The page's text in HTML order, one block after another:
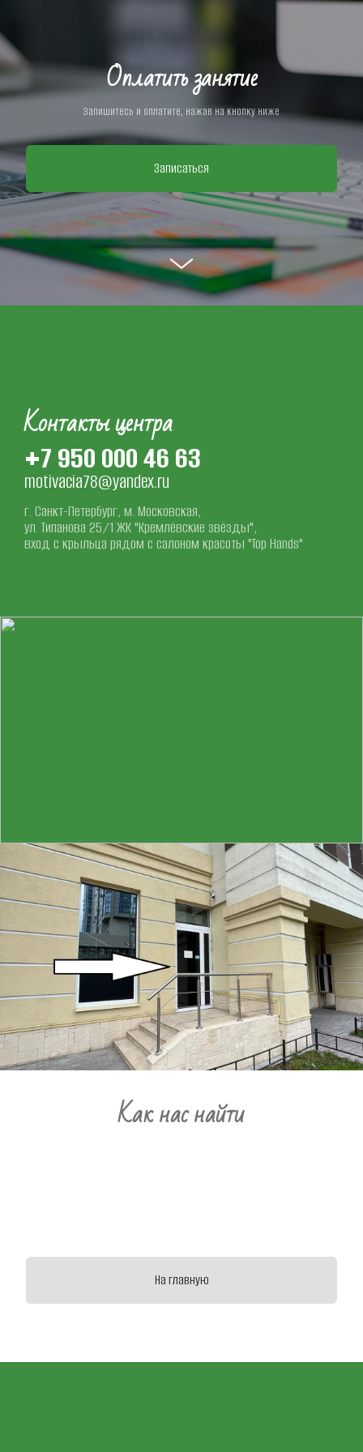
Оплатить занятие
Запишитесь и оплатите, нажав на кнопку ниже
Записаться
Контакты центра
+7 950 000 46 63
motivacia78@yandex.ru
г. Санкт-Петербург, м. Московская,
ул. Типанова 25/1 ЖК "Кремлёвские звёзды",
вход с крыльца рядом с салоном красоты "Top Hands"
Как нас найти
На главную